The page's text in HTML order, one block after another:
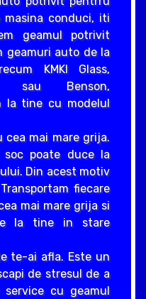
conduci, iti
geamul potrivit
geamuri auto de la
KMKI Glass,
sau Benson,
la tine cu modelul
cea mai mare grija.
soc poate duce la
Din acest motiv
fiecare
mai mare grija si
la tine in stare
te-ai afla. Este un
de stresul de a
cu geamul